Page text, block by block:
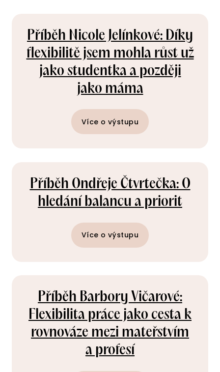
Příběh Nicole Jelínkové: Díky
flexibilitě jsem mohla růst už
jako studentka a později
jako máma
Více o výstupu
Příběh Ondřeje Čtvrtečka: O
hledání balancu a priorit
Více o výstupu
Příběh Barbory Vičarové:
Flexibilita práce jako cesta k
rovnováze mezi mateřstvím
a profesí